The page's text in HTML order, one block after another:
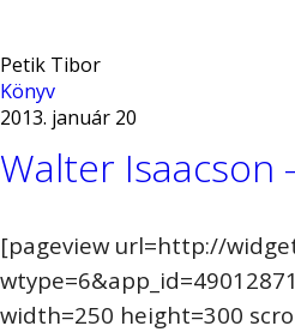
Petik Tibor
Könyv
2013. január 20
Walter Isaacson
[pageview url=http://
width=250 height=300